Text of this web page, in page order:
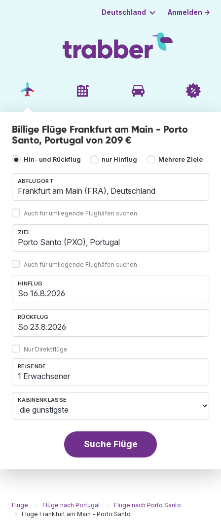
Deutschland Anmelden →
Billige Flüge Frankfurt am Main - Porto
Santo, Portugal von 209 €
Hin- und Rückflug nur Hinflug Mehrere Ziele
ABFLUGORT
Auch für umliegende Flughäfen suchen
ZIEL
Auch für umliegende Flughäfen suchen
HINFLUG
RÜCKFLUG
Nur Direktflüge
REISENDE
1 Erwachsener
KABINENKLASSE
Suche Flüge
Flüge Flüge nach Portugal
Flüge nach Porto Santo
Flüge Frankfurt am Main - Porto Santo